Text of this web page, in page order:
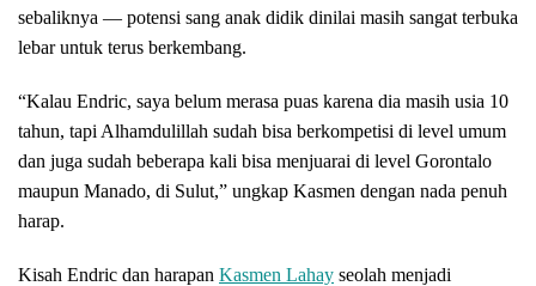
sebaliknya — potensi sang anak didik dinilai masih sangat terbuka
lebar untuk terus berkembang.
“Kalau Endric, saya belum merasa puas karena dia masih usia 10
tahun, tapi Alhamdulillah sudah bisa berkompetisi di level umum
dan juga sudah beberapa kali bisa menjuarai di level Gorontalo
maupun Manado, di Sulut,” ungkap Kasmen dengan nada penuh
harap.
Kisah Endric dan harapan Kasmen Lahay seolah menjadi